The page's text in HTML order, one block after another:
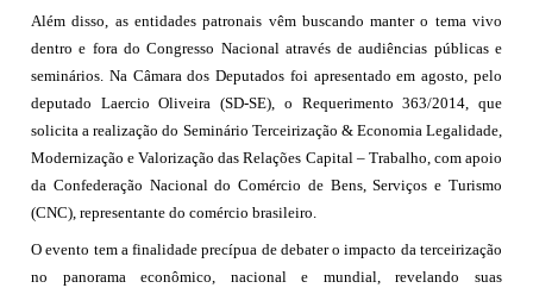
Além disso, as entidades patronais vêm buscando manter o tema vivo
dentro e fora do Congresso Nacional através de audiências públicas e
seminários. Na Câmara dos Deputados foi apresentado em agosto, pelo
deputado Laercio Oliveira (SD-SE), o Requerimento 363/2014, que
solicita a realização do Seminário Terceirização & Economia Legalidade,
Modernização e Valorização das Relações Capital – Trabalho, com apoio
da Confederação Nacional do Comércio de Bens, Serviços e Turismo
(CNC), representante do comércio brasileiro.
O evento tem a finalidade precípua de debater o impacto da terceirização
no panorama econômico, nacional e mundial, revelando suas